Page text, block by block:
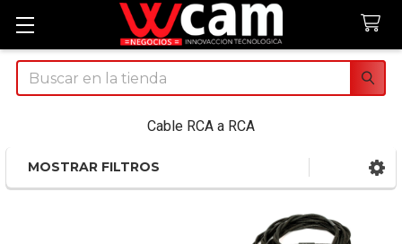
Buscar
Cable RCA a RCA
Sidebar
MOSTRAR FILTROS